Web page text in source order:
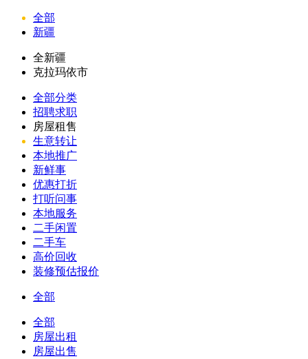
全部
新疆
全新疆
克拉玛依市
全部分类
招聘求职
房屋租售
生意转让
本地推广
新鲜事
优惠打折
打听问事
本地服务
二手闲置
二手车
高价回收
装修预估报价
全部
全部
房屋出租
房屋出售